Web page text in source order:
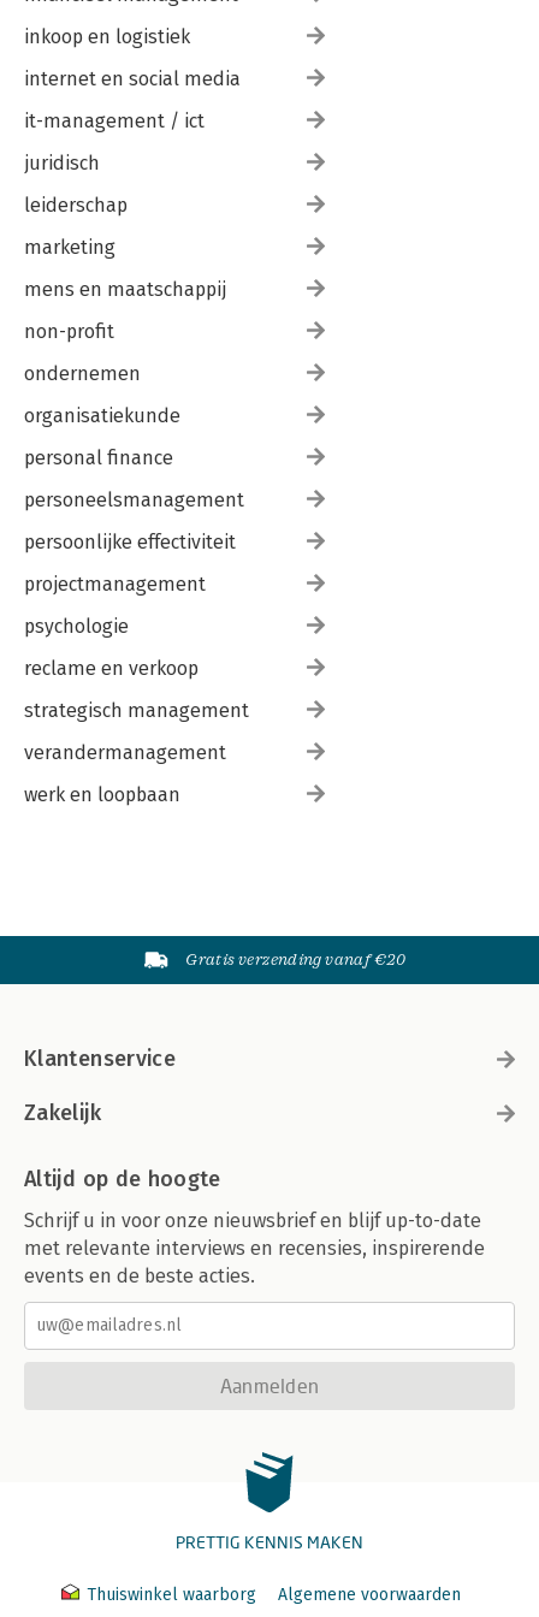
inkoop en logistiek
internet en social media
it-management / ict
juridisch
leiderschap
marketing
mens en maatschappij
non-profit
ondernemen
organisatiekunde
personal finance
personeelsmanagement
persoonlijke effectiviteit
projectmanagement
psychologie
reclame en verkoop
strategisch management
verandermanagement
werk en loopbaan
Gratis verzending vanaf €20
Klantenservice
Zakelijk
Altijd op de hoogte
Schrijf u in voor onze nieuwsbrief en blijf up-to-date
met relevante interviews en recensies, inspirerende
events en de beste acties.
Aanmelden
PRETTIG KENNIS MAKEN
Thuiswinkel waarborg Algemene voorwaarden